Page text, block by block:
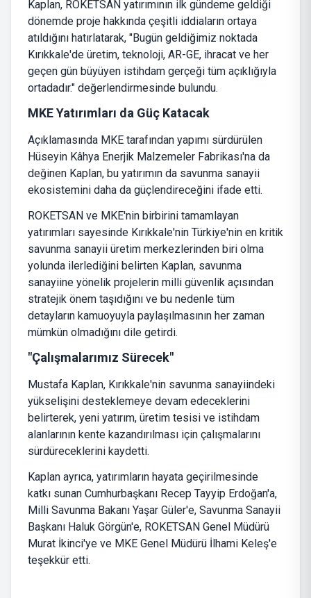
Kaplan, ROKETSAN yatırımının ilk gündeme geldiği
dönemde proje hakkında çeşitli iddiaların ortaya
atıldığını hatırlatarak, "Bugün geldiğimiz noktada
Kırıkkale'de üretim, teknoloji, AR-GE, ihracat ve her
geçen gün büyüyen istihdam gerçeği tüm açıklığıyla
ortadadır." değerlendirmesinde bulundu.
MKE Yatırımları da Güç Katacak
Açıklamasında MKE tarafından yapımı sürdürülen
Hüseyin Kâhya Enerjik Malzemeler Fabrikası'na da
değinen Kaplan, bu yatırımın da savunma sanayii
ekosistemini daha da güçlendireceğini ifade etti.
ROKETSAN ve MKE'nin birbirini tamamlayan
yatırımları sayesinde Kırıkkale'nin Türkiye'nin en kritik
savunma sanayii üretim merkezlerinden biri olma
yolunda ilerlediğini belirten Kaplan, savunma
sanayiine yönelik projelerin milli güvenlik açısından
stratejik önem taşıdığını ve bu nedenle tüm
detayların kamuoyuyla paylaşılmasının her zaman
mümkün olmadığını dile getirdi.
"Çalışmalarımız Sürecek"
Mustafa Kaplan, Kırıkkale'nin savunma sanayiindeki
yükselişini desteklemeye devam edeceklerini
belirterek, yeni yatırım, üretim tesisi ve istihdam
alanlarının kente kazandırılması için çalışmalarını
sürdüreceklerini kaydetti.
Kaplan ayrıca, yatırımların hayata geçirilmesinde
katkı sunan Cumhurbaşkanı Recep Tayyip Erdoğan'a,
Milli Savunma Bakanı Yaşar Güler'e, Savunma Sanayii
Başkanı Haluk Görgün'e, ROKETSAN Genel Müdürü
Murat İkinci'ye ve MKE Genel Müdürü İlhami Keleş'e
teşekkür etti.